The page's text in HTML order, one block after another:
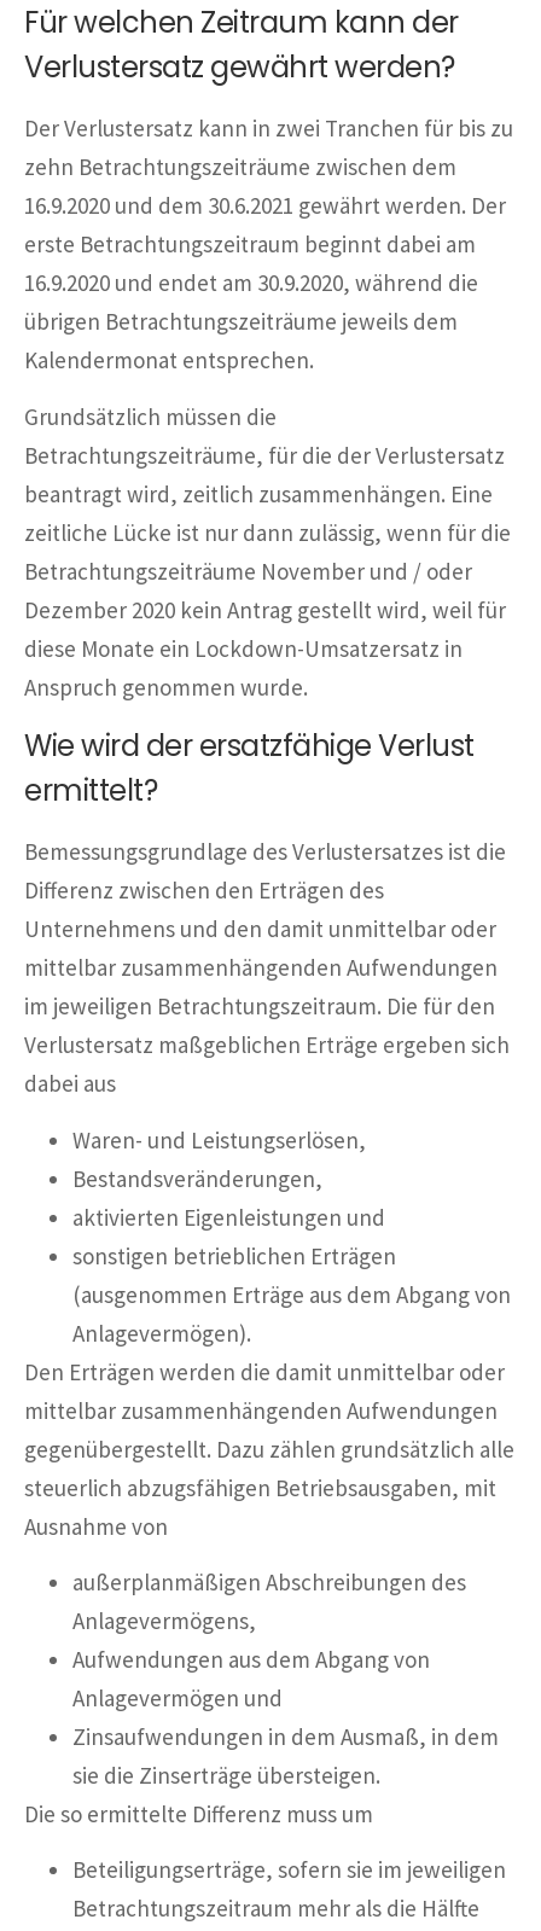
Für welchen Zeitraum kann der
Verlustersatz gewährt werden?
Der Verlustersatz kann in zwei Tranchen für bis zu
zehn Betrachtungszeiträume zwischen dem
16.9.2020 und dem 30.6.2021 gewährt werden. Der
erste Betrachtungszeitraum beginnt dabei am
16.9.2020 und endet am 30.9.2020, während die
übrigen Betrachtungszeiträume jeweils dem
Kalendermonat entsprechen.
Grundsätzlich müssen die
Betrachtungszeiträume, für die der Verlustersatz
beantragt wird, zeitlich zusammenhängen. Eine
zeitliche Lücke ist nur dann zulässig, wenn für die
Betrachtungszeiträume November und / oder
Dezember 2020 kein Antrag gestellt wird, weil für
diese Monate ein Lockdown-Umsatzersatz in
Anspruch genommen wurde.
Wie wird der ersatzfähige Verlust
ermittelt?
Bemessungsgrundlage des Verlustersatzes ist die
Differenz zwischen den Erträgen des
Unternehmens und den damit unmittelbar oder
mittelbar zusammenhängenden Aufwendungen
im jeweiligen Betrachtungszeitraum. Die für den
Verlustersatz maßgeblichen Erträge ergeben sich
dabei aus
Waren- und Leistungserlösen,
Bestandsveränderungen,
aktivierten Eigenleistungen und
sonstigen betrieblichen Erträgen
(ausgenommen Erträge aus dem Abgang von
Anlagevermögen).
Den Erträgen werden die damit unmittelbar oder
mittelbar zusammenhängenden Aufwendungen
gegenübergestellt. Dazu zählen grundsätzlich alle
steuerlich abzugsfähigen Betriebsausgaben, mit
Ausnahme von
außerplanmäßigen Abschreibungen des
Anlagevermögens,
Aufwendungen aus dem Abgang von
Anlagevermögen und
Zinsaufwendungen in dem Ausmaß, in dem
sie die Zinserträge übersteigen.
Die so ermittelte Differenz muss um
Beteiligungserträge, sofern sie im jeweiligen
Betrachtungszeitraum mehr als die Hälfte